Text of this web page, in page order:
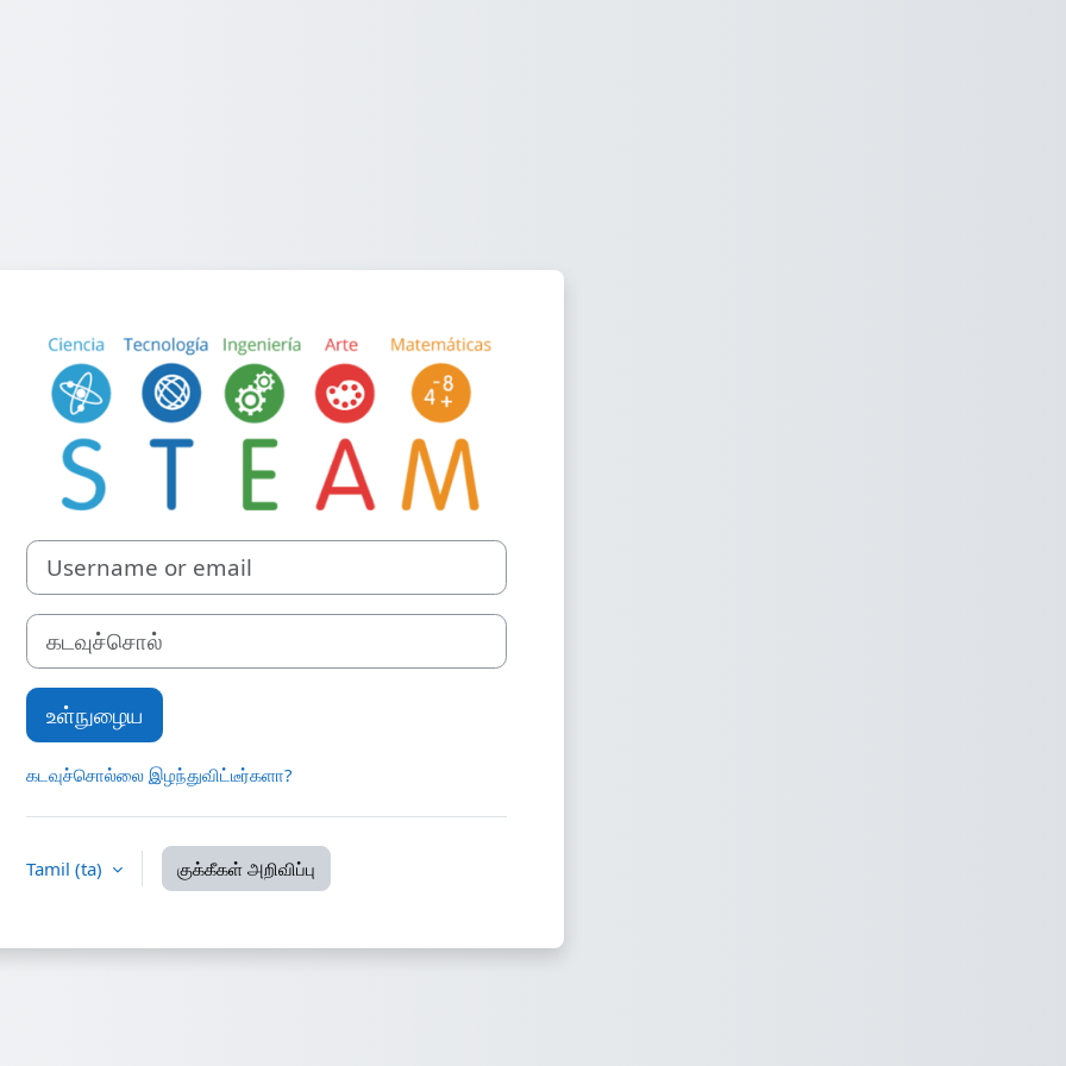
உட்செலுத்து STEAM by MaaB
Username or email
கடவுச்சொல்
உள்நுழைய
கடவுச்சொல்லை இழந்துவிட்டீர்களா?
Tamil ‎(ta)‎ குக்கீகள் அறிவிப்பு